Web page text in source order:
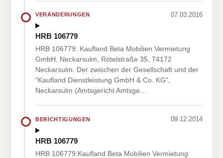
VERÄNDERUNGEN 07.03.2016
HRB 106779
HRB 106779: Kaufland Beta Mobilien Vermietung
GmbH, Neckarsulm, Rötelstraße 35, 74172
Neckarsulm. Der zwischen der Gesellschaft und der
"Kaufland Dienstleistung GmbH & Co. KG",
Neckarsulm (Amtsgericht Amtsge…
BERICHTIGUNGEN 09.12.2014
HRB 106779
HRB 106779:Kaufland Beta Mobilien Vermietung